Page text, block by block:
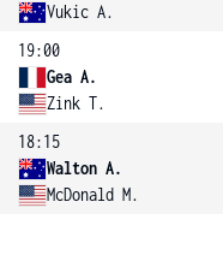
Vukic A.
19:00
Gea A.
Zink T.
18:15
Walton A.
McDonald M.